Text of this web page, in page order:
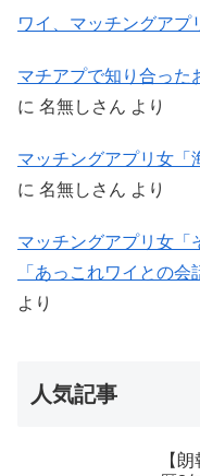
ワイ、マッチングアプ
マチアプで知り合った
に 名無しさん より
マッチングアプリ女
に 名無しさん より
マッチングアプリ女「
「あっこれワイとの会
より
人気記事
【